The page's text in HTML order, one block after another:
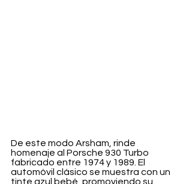
De este modo Arsham, rinde
homenaje al Porsche 930 Turbo
fabricado entre 1974 y 1989. El
automóvil clásico se muestra con un
tinte azul bebé, promoviendo su